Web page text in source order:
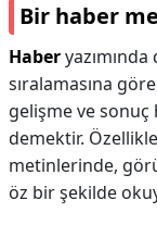
Bir haber
Haber
sıralamasına
gelişme ve sonuç
demektir.
metinlerinde,
öz bir şekilde